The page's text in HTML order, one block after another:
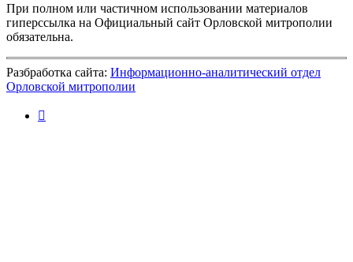
При полном или частичном использовании материалов
гиперссылка на Официальный сайт Орловской митрополии
обязательна.
Разбработка сайта: Информационно-аналитический отдел
Орловской митрополии